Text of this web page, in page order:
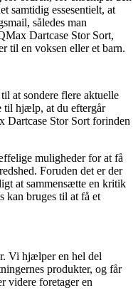
samtidig essesentielt, at
således man
Dartcase Stor Sort,
til en voksen eller et barn.
at sondere flere aktuelle
til hjælp, at du eftergår
Dartcase Stor Sort forinden
muligheder for at få
Foruden det er der
at sammensætte en kritik
kan bruges til at få et
Vi hjælper en hel del
produkter, og får
videre foretager en